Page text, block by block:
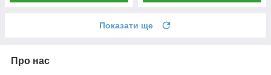
Показати ще
Про нас